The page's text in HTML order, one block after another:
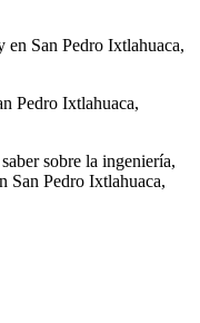
en San Pedro Ixtlahuaca,
Pedro Ixtlahuaca,
sobre la ingeniería,
San Pedro Ixtlahuaca,